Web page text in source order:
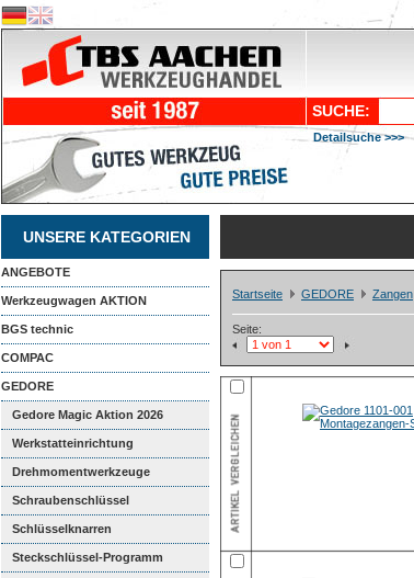
SUCHE:
Detailsuche >>>
UNSERE KATEGORIEN
ANGEBOTE
Werkzeugwagen AKTION
BGS technic
COMPAC
GEDORE
Gedore Magic Aktion 2026
Werkstatteinrichtung
Drehmomentwerkzeuge
Schraubenschlüssel
Schlüsselknarren
Steckschlüssel-Programm
Startseite GEDORE Zangen
Seite: